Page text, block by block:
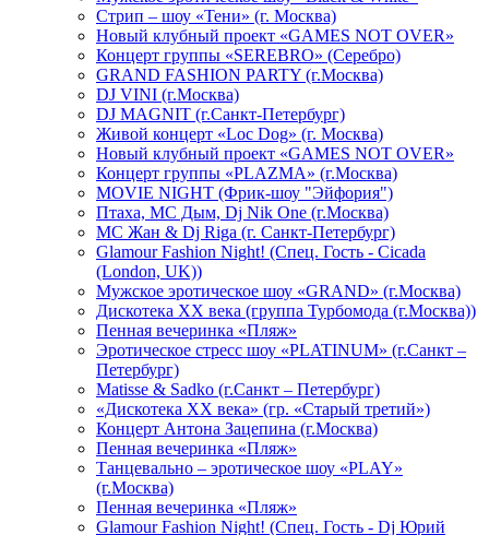
Стрип – шоу «Тени» (г. Москва)
Новый клубный проект «GAMES NOT OVER»
Концерт группы «SEREBRO» (Серебро)
GRAND FASHION PARTY (г.Москва)
DJ VINI (г.Москва)
DJ MAGNIT (г.Санкт-Петербург)
Живой концерт «Loc Dog» (г. Москва)
Новый клубный проект «GAMES NOT OVER»
Концерт группы «PLAZMA» (г.Москва)
MOVIE NIGHT (Фрик-шоу "Эйфория")
Птаха, МС Дым, Dj Nik One (г.Москва)
МС Жан & Dj Riga (г. Санкт-Петербург)
Glamour Fashion Night! (Спец. Гость - Cicada
(London, UK))
Мужское эротическое шоу «GRAND» (г.Москва)
Дискотека XX века (группа Турбомода (г.Москва))
Пенная вечеринка «Пляж»
Эротическое стресс шоу «PLATINUM» (г.Санкт –
Петербург)
Matisse & Sadko (г.Санкт – Петербург)
«Дискотека ХХ века» (гр. «Старый третий»)
Концерт Антона Зацепина (г.Москва)
Пенная вечеринка «Пляж»
Танцевально – эротическое шоу «PLAY»
(г.Москва)
Пенная вечеринка «Пляж»
Glamour Fashion Night! (Спец. Гость - Dj Юрий